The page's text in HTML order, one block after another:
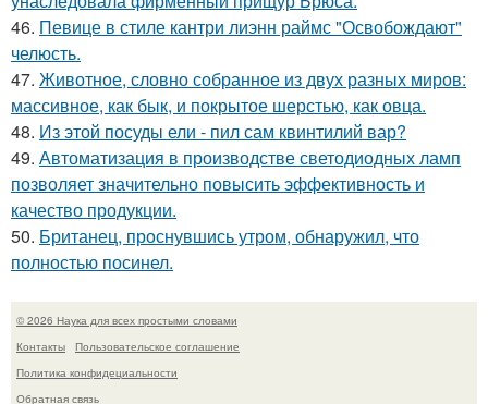
46. Певице в стиле кантри лиэнн раймс "Освобождают"
челюсть.
47. Животное, словно собранное из двух разных миров:
массивное, как бык, и покрытое шерстью, как овца.
48. Из этой посуды ели - пил сам квинтилий вар?
49. Автоматизация в производстве светодиодных ламп
позволяет значительно повысить эффективность и
качество продукции.
50. Британец, проснувшись утром, обнаружил, что
полностью посинел.
© 2026 Наука для всех простыми словами
Контакты
Пользовательское соглашение
Политика конфидециальности
Обратная связь